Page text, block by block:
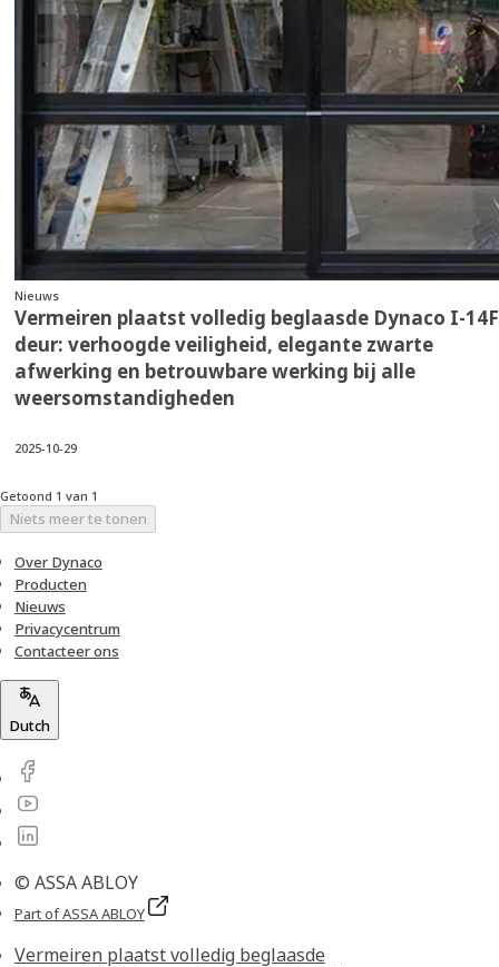
Nieuws
Vermeiren plaatst volledig beglaasde Dynaco I-14F
deur: verhoogde veiligheid, elegante zwarte
afwerking en betrouwbare werking bij alle
weersomstandigheden
2025-10-29
Getoond 1 van 1
Niets meer te tonen
Over Dynaco
Producten
Nieuws
Privacycentrum
Contacteer ons
Dutch
© ASSA ABLOY
Part of ASSA ABLOY
Vermeiren plaatst volledig beglaasde